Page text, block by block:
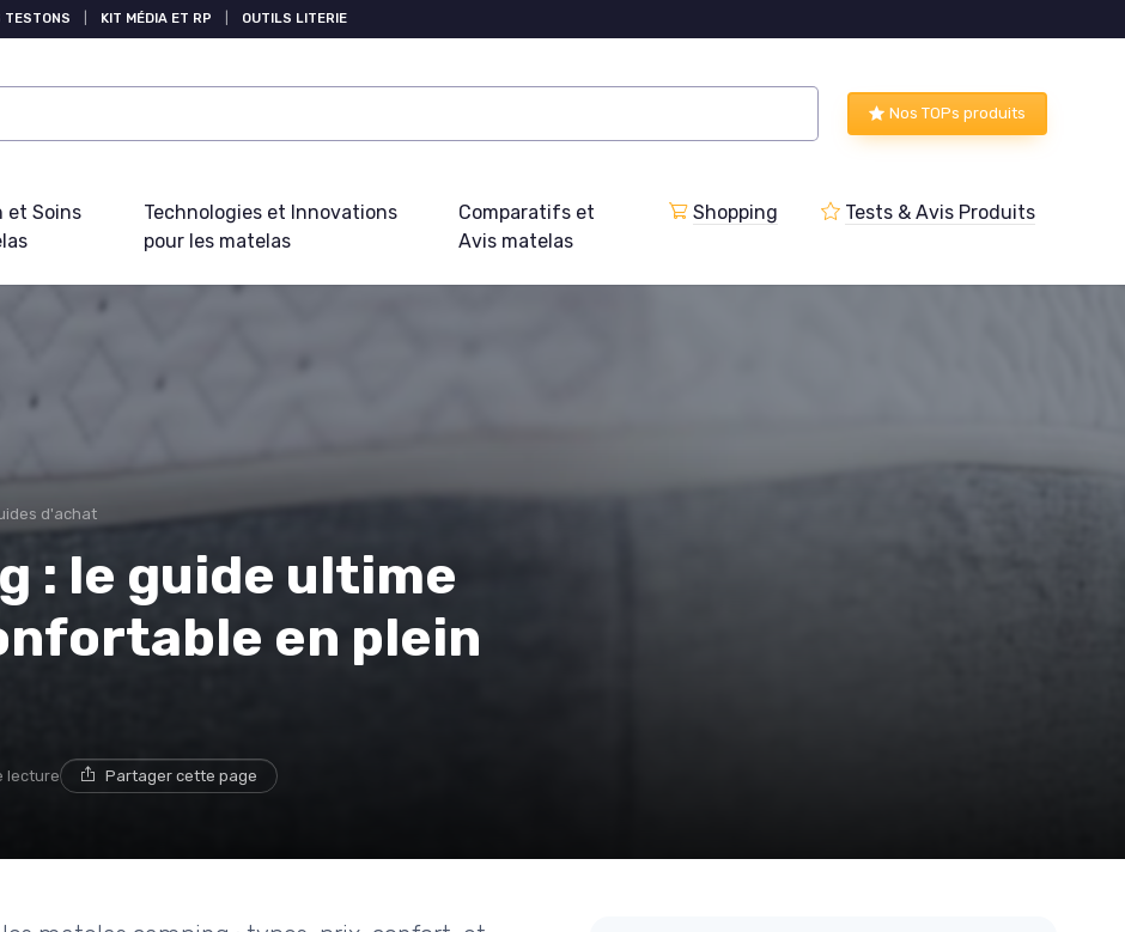
TESTONS KIT MÉDIA ET RP OUTILS LITERIE
Nos TOPs produits
et Soins
Technologies et Innovations
pour les matelas
Comparatifs et
Avis matelas
Shopping Tests & Avis Produits
d'achat
: le guide ultime
en plein
lecture Partager cette page